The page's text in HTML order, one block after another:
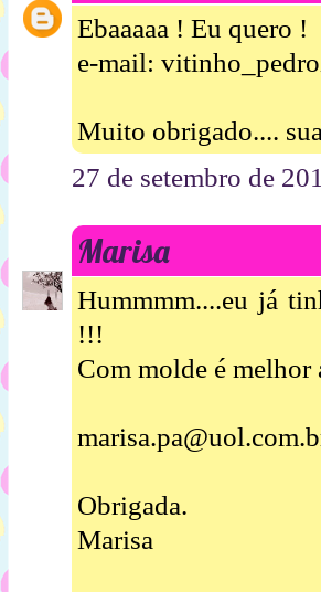
Ebaaaaa ! Eu quero !
e-mail:
Muito obrigado....
27 de setembro de
Marisa
Hummmm....eu já
!!!
Com molde é melhor
Obrigada.
Marisa